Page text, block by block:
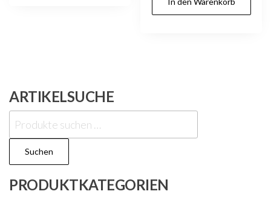
ARTIKELSUCHE
Suchen
nach:
Suchen
PRODUKTKATEGORIEN